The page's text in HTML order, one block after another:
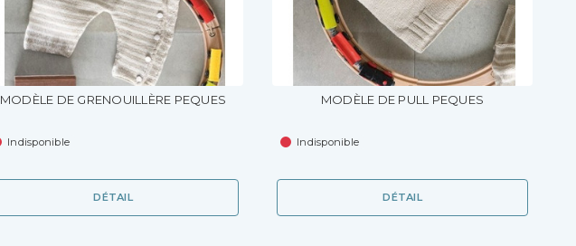
MODÈLE DE GRENOUILLÈRE PEQUES
Indisponible
DÉTAIL
MODÈLE DE PULL PEQUES
Indisponible
DÉTAIL